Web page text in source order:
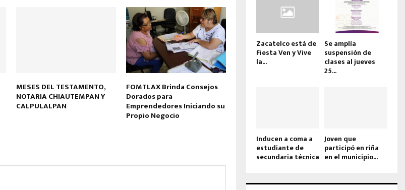
MESES DEL TESTAMENTO,
NOTARIA CHIAUTEMPAN Y
CALPULALPAN
FOMTLAX Brinda Consejos
Dorados para
Emprendedores Iniciando su
Propio Negocio
Zacatelco está de
Fiesta Ven y Vive
la...
Se amplía
suspensión de
clases al jueves
25...
Inducen a coma a
estudiante de
secundaria técnica
Joven que
participó en riña
en el municipio...